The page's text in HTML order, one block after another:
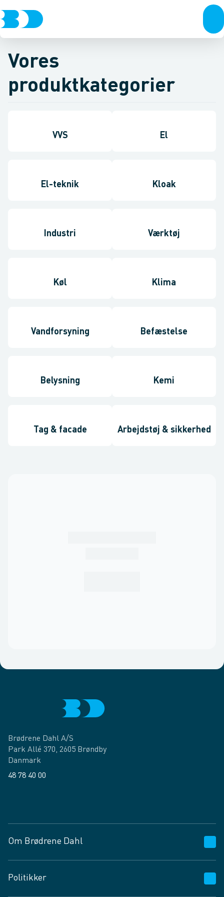
Vores
produktkategorier
VVS El
El-teknik Kloak
Industri Værktøj
Køl Klima
Vandforsyning Befæstelse
Belysning Kemi
Tag & facade Arbejdstøj & sikkerhed
Brødrene Dahl A/S
Park Allé 370, 2605 Brøndby
Danmark
48 78 40 00
Om Brødrene Dahl
Vagttelefon 30 10 89 89
Politikker